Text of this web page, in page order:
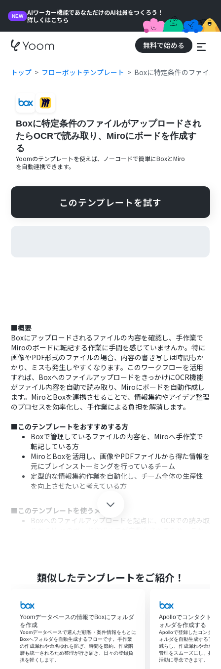
NEW
AIワーカー機能であなただけのAI社員をつくろう！
詳しくはこちら
無料で始める
トップ フローボットテンプレート Boxに特定条件のファイル
Boxに特定条件のファイルがアップロードされ
たらOCRで読み取り、Miroにボードを作成す
る
Yoomのテンプレートを使えば、ノーコードで簡単にBoxとMiro
を自動連携できます。
このテンプレートを試す
■概要
Boxにアップロードされるファイルの内容を確認し、手作業で
Miroのボードに転記する作業に手間を感じていませんか。特に
画像やPDF形式のファイルの場合、内容の書き写しは時間もか
かり、ミスも発生しやすくなります。このワークフローを活用
すれば、BoxへのファイルアップロードをきっかけにOCR機能
がファイル内容を自動で読み取り、Miroにボードを自動作成し
ます。MiroとBoxを連携させることで、情報集約やアイデア整理
のプロセスを効率化し、手作業による負担を解消します。
■このテンプレートをおすすめする方
Boxで管理しているファイルの内容を、Miroへ手作業で
転記している方
MiroとBoxを活用し、画像やPDFファイルから得た情報を
元にブレインストーミングを行っているチーム
定型的な情報集約作業を自動化し、チーム全体の生産性
を向上させたいと考えている方
■このテンプレートを使うメリット
Boxへのファイルアップロードを起点に、OCRでの読み取
はじめに、MiroとBoxをYoomと連携します
次に、トリガーでBoxを選択し、「フォルダにファイルが
アップロードされたら」というアクションを設定します
次に、オペレーションで分岐機能を設定し、ファイル名
などの特定の条件に合致した場合のみ後続の処理に進む
ようにします
続いて、Boxの「ファイル情報の取得」と「ファイルをダ
類似したテンプレートをご紹介！
Yoomデータベースの情報でBoxにフォルダ
を作成
Yoomデータベースで選んだ顧客・案件情報をもとに
Boxへフォルダを自動生成するフローです。手作業
の作成漏れや命名ゆれを防ぎ、時間を節約。作成階
層も統一されるため整理が行き届き、日々の登録負
担を軽くします。
Apolloでコンタクトが
ォルダを作成する
Apolloで登録したコンタク
ォルダを自動生成するフロ
減らし、作成漏れや命名ミ
管理をスムーズにし、担当
活動に専念できます。